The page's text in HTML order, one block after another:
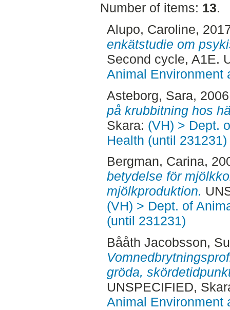
Number of items: 13.
Alupo, Caroline,
enkätstudie om
Second cycle, A1E.
Animal Environment
Asteborg, Sara,
på krubbitning hos
Skara: (VH) > Dept.
Health (until 231231)
Bergman, Carina,
betydelse för
mjölkproduktion.
(VH) > Dept. of
(until 231231)
Bååth Jacobsson,
gröda,
UNSPECIFIED,
Animal Environment